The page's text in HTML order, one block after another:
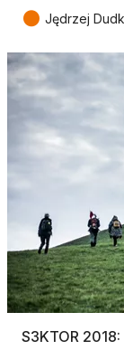
● Jędrzej
S3KTOR